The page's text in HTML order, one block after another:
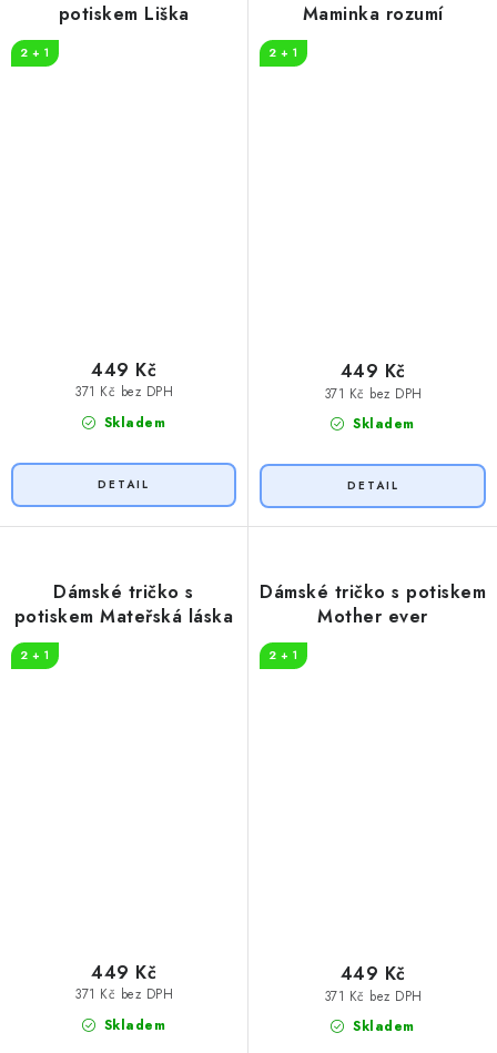
potiskem Liška
2 + 1
Skladem
371 Kč bez DPH
449 Kč
Maminka rozumí
2 + 1
Skladem
371 Kč bez DPH
449 Kč
Dámské tričko s
potiskem Mateřská láska
2 + 1
Skladem
371 Kč bez DPH
449 Kč
Dámské tričko s potiskem
Mother ever
2 + 1
Skladem
371 Kč bez DPH
449 Kč